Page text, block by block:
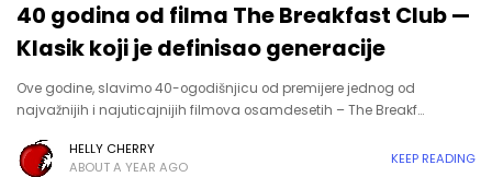
40 godina od filma The Breakfast Club —
Klasik koji je definisao generacije
Ove godine, slavimo 40-ogodišnjicu od premijere jednog od
najvažnijih i najuticajnijih filmova osamdesetih – The Breakf…
HELLY CHERRY
ABOUT A YEAR AGO
KEEP READING